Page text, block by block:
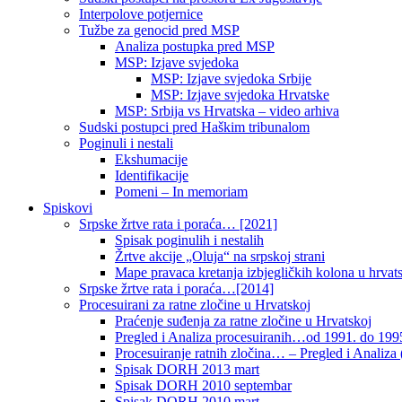
Interpolove potjernice
Tužbe za genocid pred MSP
Analiza postupka pred MSP
MSP: Izjave svjedoka
MSP: Izjave svjedoka Srbije
MSP: Izjave svjedoka Hrvatske
MSP: Srbija vs Hrvatska – video arhiva
Sudski postupci pred Haškim tribunalom
Poginuli i nestali
Ekshumacije
Identifikacije
Pomeni – In memoriam
Spiskovi
Srpske žrtve rata i poraća… [2021]
Spisak poginulih i nestalih
Žrtve akcije „Oluja“ na srpskoj strani
Mape pravaca kretanja izbjegličkih kolona u
Srpske žrtve rata i poraća…[2014]
Procesuirani za ratne zločine u Hrvatskoj
Praćenje suđenja za ratne zločine u Hrvatskoj
Pregled i Analiza procesuiranih…od 1991. do
Procesuiranje ratnih zločina… – Pregled i Analiza
Spisak DORH 2013 mart
Spisak DORH 2010 septembar